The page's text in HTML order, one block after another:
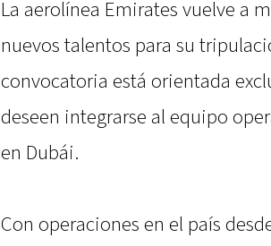
La aerolínea Emirates vuelve a
nuevos talentos para su
convocatoria está orientada
deseen integrarse al equipo
en Dubái.
Con operaciones en el país